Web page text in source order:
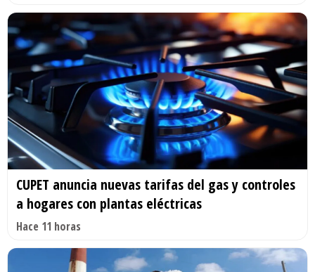
CUPET anuncia nuevas tarifas del gas y controles
a hogares con plantas eléctricas
Hace 11 horas